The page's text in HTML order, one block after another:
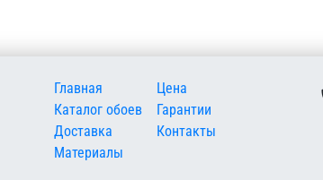
Меню в подвале
Главная
Каталог обоев
Доставка
Материалы
Цена
Гарантии
Контакты